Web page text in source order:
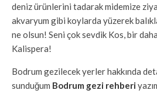
deniz ürünlerini tadarak midemize
akvaryum gibi koylarda yüzerek
ne olsun! Seni çok sevdik Kos, bir
Kalispera!
Bodrum gezilecek yerler hakkında
sunduğum Bodrum gezi rehberi